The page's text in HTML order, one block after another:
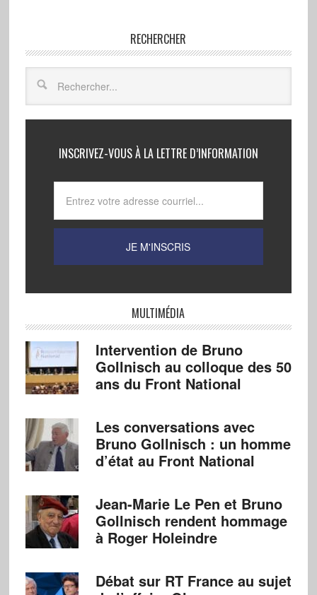
RECHERCHER
INSCRIVEZ-VOUS À LA LETTRE D’INFORMATION
MULTIMÉDIA
Intervention de Bruno
Gollnisch au colloque des 50
ans du Front National
Les conversations avec
Bruno Gollnisch : un homme
d’état au Front National
Jean-Marie Le Pen et Bruno
Gollnisch rendent hommage
à Roger Holeindre
Débat sur RT France au sujet